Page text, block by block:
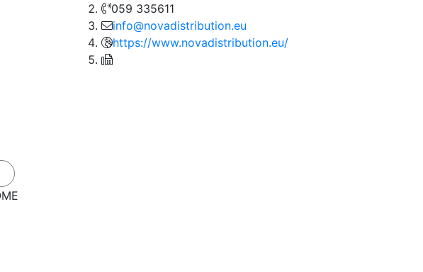
059 335611
info@novadistribution.eu
https://www.novadistribution.eu/